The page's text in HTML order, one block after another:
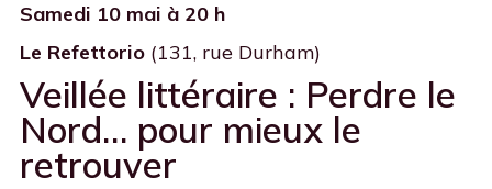
Samedi 10 mai à 20 h
Le Refettorio (131, rue Durham)
Veillée littéraire : Perdre le
Nord… pour mieux le
retrouver